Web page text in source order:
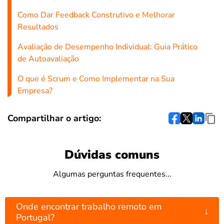
Como Dar Feedback Construtivo e Melhorar
Resultados
Avaliação de Desempenho Individual: Guia Prático
de Autoavaliação
O que é Scrum e Como Implementar na Sua
Empresa?
Compartilhar o artigo:
Dúvidas comuns
Algumas perguntas frequentes...
Onde encontrar trabalho remoto em
Portugal?
↓